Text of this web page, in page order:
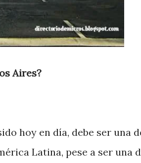
Aires?
hoy en día, debe ser una
Latina, pese a ser una